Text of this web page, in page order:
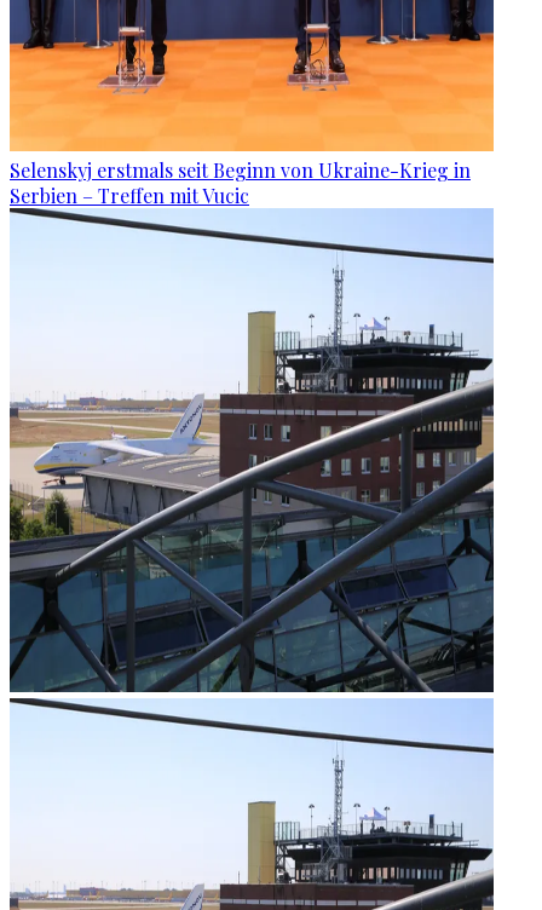
Selenskyj erstmals seit Beginn von Ukraine-Krieg in
Serbien – Treffen mit Vucic